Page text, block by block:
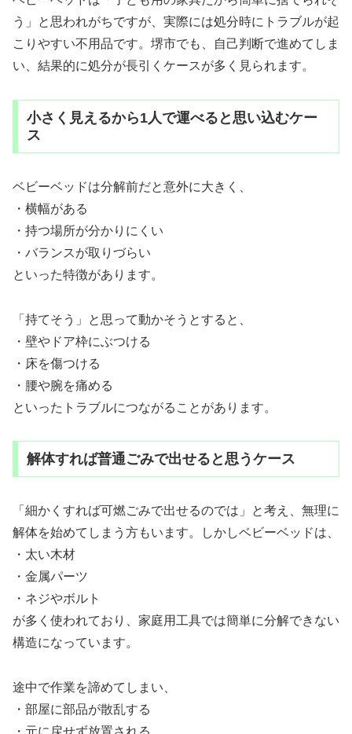
う」と思われがちですが、実際には処分時にトラブルが起
こりやすい不用品です。堺市でも、自己判断で進めてしま
い、結果的に処分が長引くケースが多く見られます。
小さく見えるから1人で運べると思い込むケー
ス
ベビーベッドは分解前だと意外に大きく、
・横幅がある
・持つ場所が分かりにくい
・バランスが取りづらい
といった特徴があります。
「持てそう」と思って動かそうとすると、
・壁やドア枠にぶつける
・床を傷つける
・腰や腕を痛める
といったトラブルにつながることがあります。
解体すれば普通ごみで出せると思うケース
「細かくすれば可燃ごみで出せるのでは」と考え、無理に
解体を始めてしまう方もいます。しかしベビーベッドは、
・太い木材
・金属パーツ
・ネジやボルト
が多く使われており、家庭用工具では簡単に分解できない
構造になっています。
途中で作業を諦めてしまい、
・部屋に部品が散乱する
・元に戻せず放置される